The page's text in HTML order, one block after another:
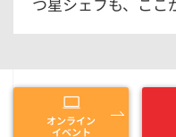
オンライン
イベント